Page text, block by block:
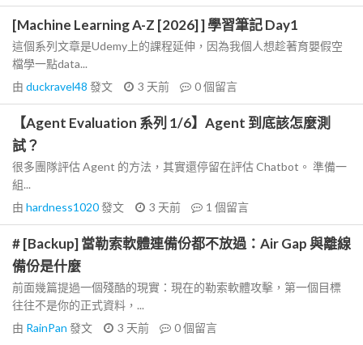
[Machine Learning A-Z [2026] ] 學習筆記 Day1
這個系列文章是Udemy上的課程延伸，因為我個人想趁著育嬰假空
檔學一點data...
由 duckravel48 發文 3 天前 0個留言
【Agent Evaluation 系列 1/6】Agent 到底該怎麼測
試？
很多團隊評估 Agent 的方法，其實還停留在評估 Chatbot。 準備一
組...
由 hardness1020發文 3 天前 1 個留言
# [Backup] 當勒索軟體連備份都不放過：Air Gap 與離線
備份是什麼
前面幾篇提過一個殘酷的現實：現在的勒索軟體攻擊，第一個目標
往往不是你的正式資料，...
由 RainPan 發文 3 天前 0個留言